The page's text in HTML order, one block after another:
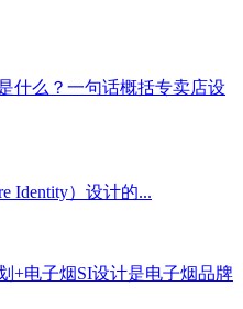
什么？一句话概括专卖店设
Identity）设计的...
+电子烟SI设计是电子烟品牌